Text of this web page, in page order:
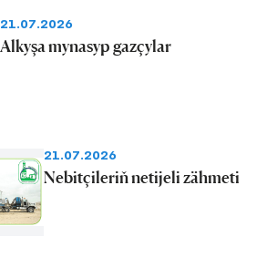
21.07.2026
Alkyşa mynasyp gazçylar
21.07.2026
Nebitçileriň netijeli zähmeti